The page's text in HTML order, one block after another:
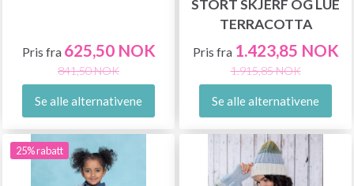
Pris fra 625,50 NOK
841,50 NOK
Se alle alternativene
STORT SKJERF OG LUE
TERRACOTTA
Pris fra 1.423,85 NOK
1.915,85 NOK
Se alle alternativene
25% rabatt